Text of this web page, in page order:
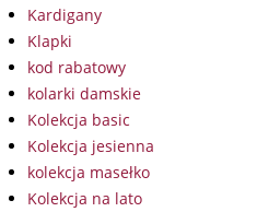
Kardigany
Klapki
kod rabatowy
kolarki damskie
Kolekcja basic
Kolekcja jesienna
kolekcja masełko
Kolekcja na lato